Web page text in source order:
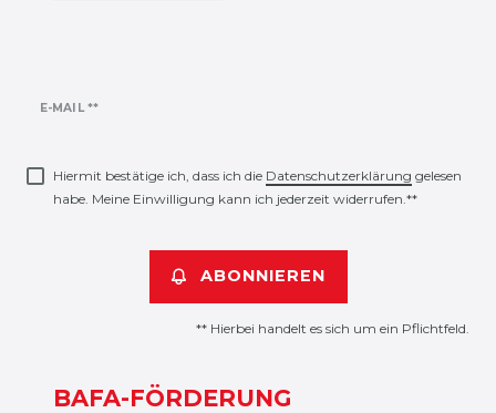
E-MAIL **
Newsletter
Hiermit bestätige ich, dass ich die Daten­schutz­erklärung gelesen
habe. Meine Einwilligung kann ich jederzeit widerrufen.**
ABONNIEREN
** Hierbei handelt es sich um ein Pflichtfeld.
BAFA-FÖRDERUNG